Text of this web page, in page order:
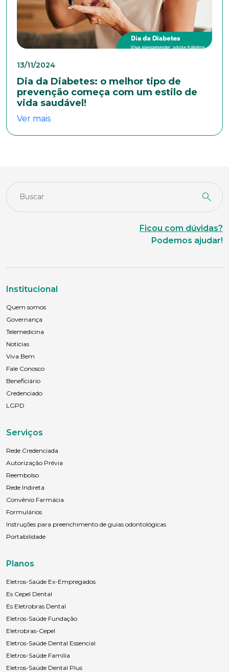
13/11/2024
Dia da Diabetes: o melhor tipo de
prevenção começa com um estilo de
vida saudável!
Ver mais
Ficou com dúvidas?
Podemos ajudar!
Institucional
Quem somos
Governança
Telemedicina
Notícias
Viva Bem
Fale Conosco
Beneficiário
Credenciado
LGPD
Serviços
Rede Credenciada
Autorização Prévia
Reembolso
Rede Indireta
Convênio Farmácia
Formulários
Instruções para preenchimento de guias odontológicas
Portabilidade
Planos
Eletros-Saúde Ex-Empregados
Es Cepel Dental
Es Eletrobras Dental
Eletros-Saúde Fundação
Eletrobras-Cepel
Eletros-Saúde Dental Essencial
Eletros-Saúde Família
Eletros-Saúde Dental Plus
Cidade
Idade
Escolaridade